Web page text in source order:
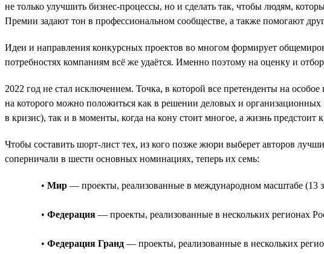
не только улучшить бизнес-процессы, но и сделать так, чтобы людям,
Премии задают тон в профессиональном сообществе, а также помогают
Идеи и направления конкурсных проектов во многом формирует
потребностях компаниям всё же удаётся. Именно поэтому на оценку и
2022 год не стал исключением. Точка, в которой все претенденты на
на которого можно положиться как в решении деловых и
в кризис), так и в моменты, когда на кону стоит многое, а жизнь предстоит
Чтобы составить шорт-лист тех, из кого позже жюри выберет авторов
соперничали в шести основных номинациях, теперь их семь:
• Мир — проекты, реализованные в международном масштабе (13
• Федерация — проекты, реализованные в нескольких регионах
• Федерация Гранд — проекты, реализованные в нескольких